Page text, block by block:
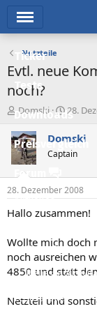
Ticker
Tests
Downloads
Preisvergleich
Forum
Aktuelles
Neue Beiträge
Neueste
Leserartikel
Netzteile
Evtl. neue
noch?
E
r
s
t
e
e
r
Domski
E
r
s
e
l
t
a
28.
Domski
Captain
28. Dezember 2008
Hallo zusammen!
Wollte mich doch
noch ausreichen
4850 und statt
Netzteil und